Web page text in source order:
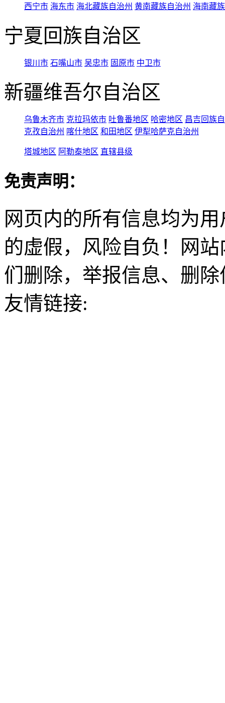
西宁市 海东市 海北藏族自治州 黄南藏族自治州 海南藏
宁夏回族自治区
银川市 石嘴山市 吴忠市 固原市 中卫市
新疆维吾尔自治区
乌鲁木齐市 克拉玛依市 吐鲁番地区 哈密地区 昌吉回族
克孜自治州 喀什地区 和田地区 伊犁哈萨克自治州
塔城地区 阿勒泰地区 直辖县级
免责声明：
网页内的所有信息均为
的虚假，风险自负！网
们删除，举报信息、删
友情链接: